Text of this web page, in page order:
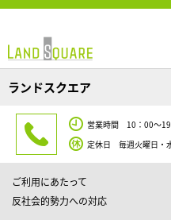
ランドスクエア
営業時間 10：00～
定休日 毎週火曜日・
ご利用にあたって
反社会的勢力への対応